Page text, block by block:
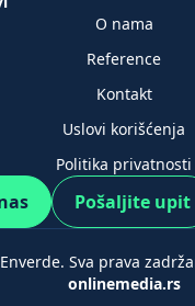
O nama
Reference
Kontakt
Uslovi korišćenja
Politika privatnosti
Pošaljite upit
Sva prava
onlinemedia.rs